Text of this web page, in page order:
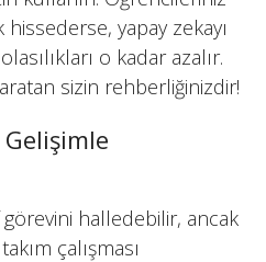
hissederse, yapay zekayı
o kadar azalır.
sizin rehberliğinizdir!
görevini halledebilir, ancak
çalışması